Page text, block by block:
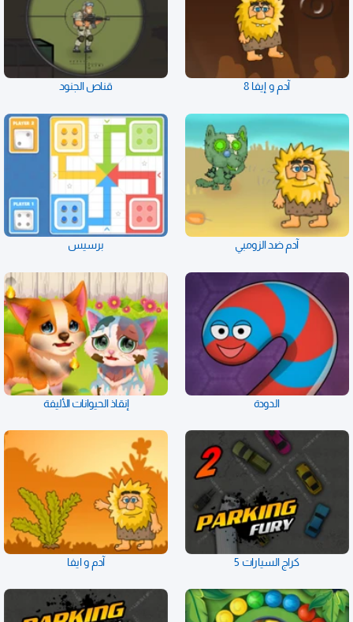
آدم و إيفا 8 قناص الجنود
آدم ضد الزومبي برسيس
الدودة إنقاذ الحيوانات الأليفة
كراج السيارات 5 آدم و ايفا